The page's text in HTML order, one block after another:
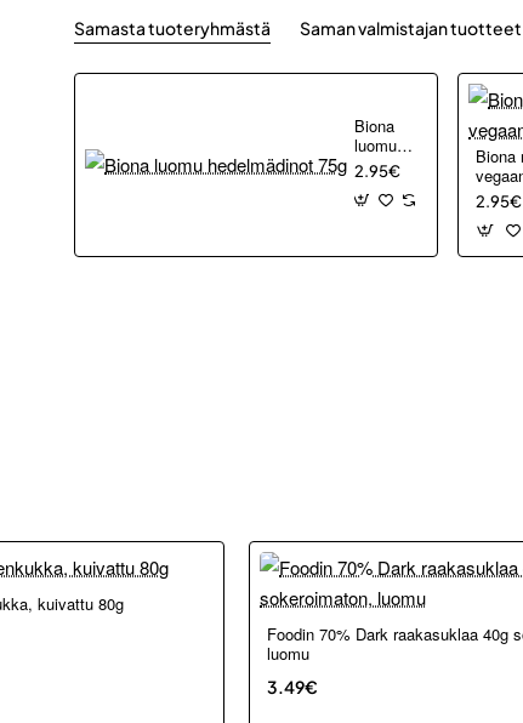
Samasta tuoteryhmästä Saman valmistajan tuotteet
Biona
luomu
hedelmädinot
75g
2.95€
Biona
2.95€
kuivattu 80g
Foodin 70% Dark raakasuklaa 40g
luomu
3.49€